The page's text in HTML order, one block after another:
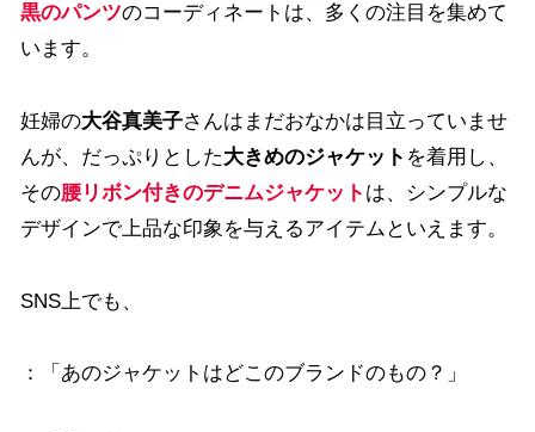
黒のパンツのコーディネートは、多くの注目を集めて
います。
妊婦の大谷真美子さんはまだおなかは目立っていませ
んが、だっぷりとした大きめのジャケット を着用し、
その腰リボン付きのデニムジャケット は、シンプルな
デザインで上品な印象を与えるアイテムといえます。
SNS上でも、
：「あのジャケットはどこのブランドのもの？」